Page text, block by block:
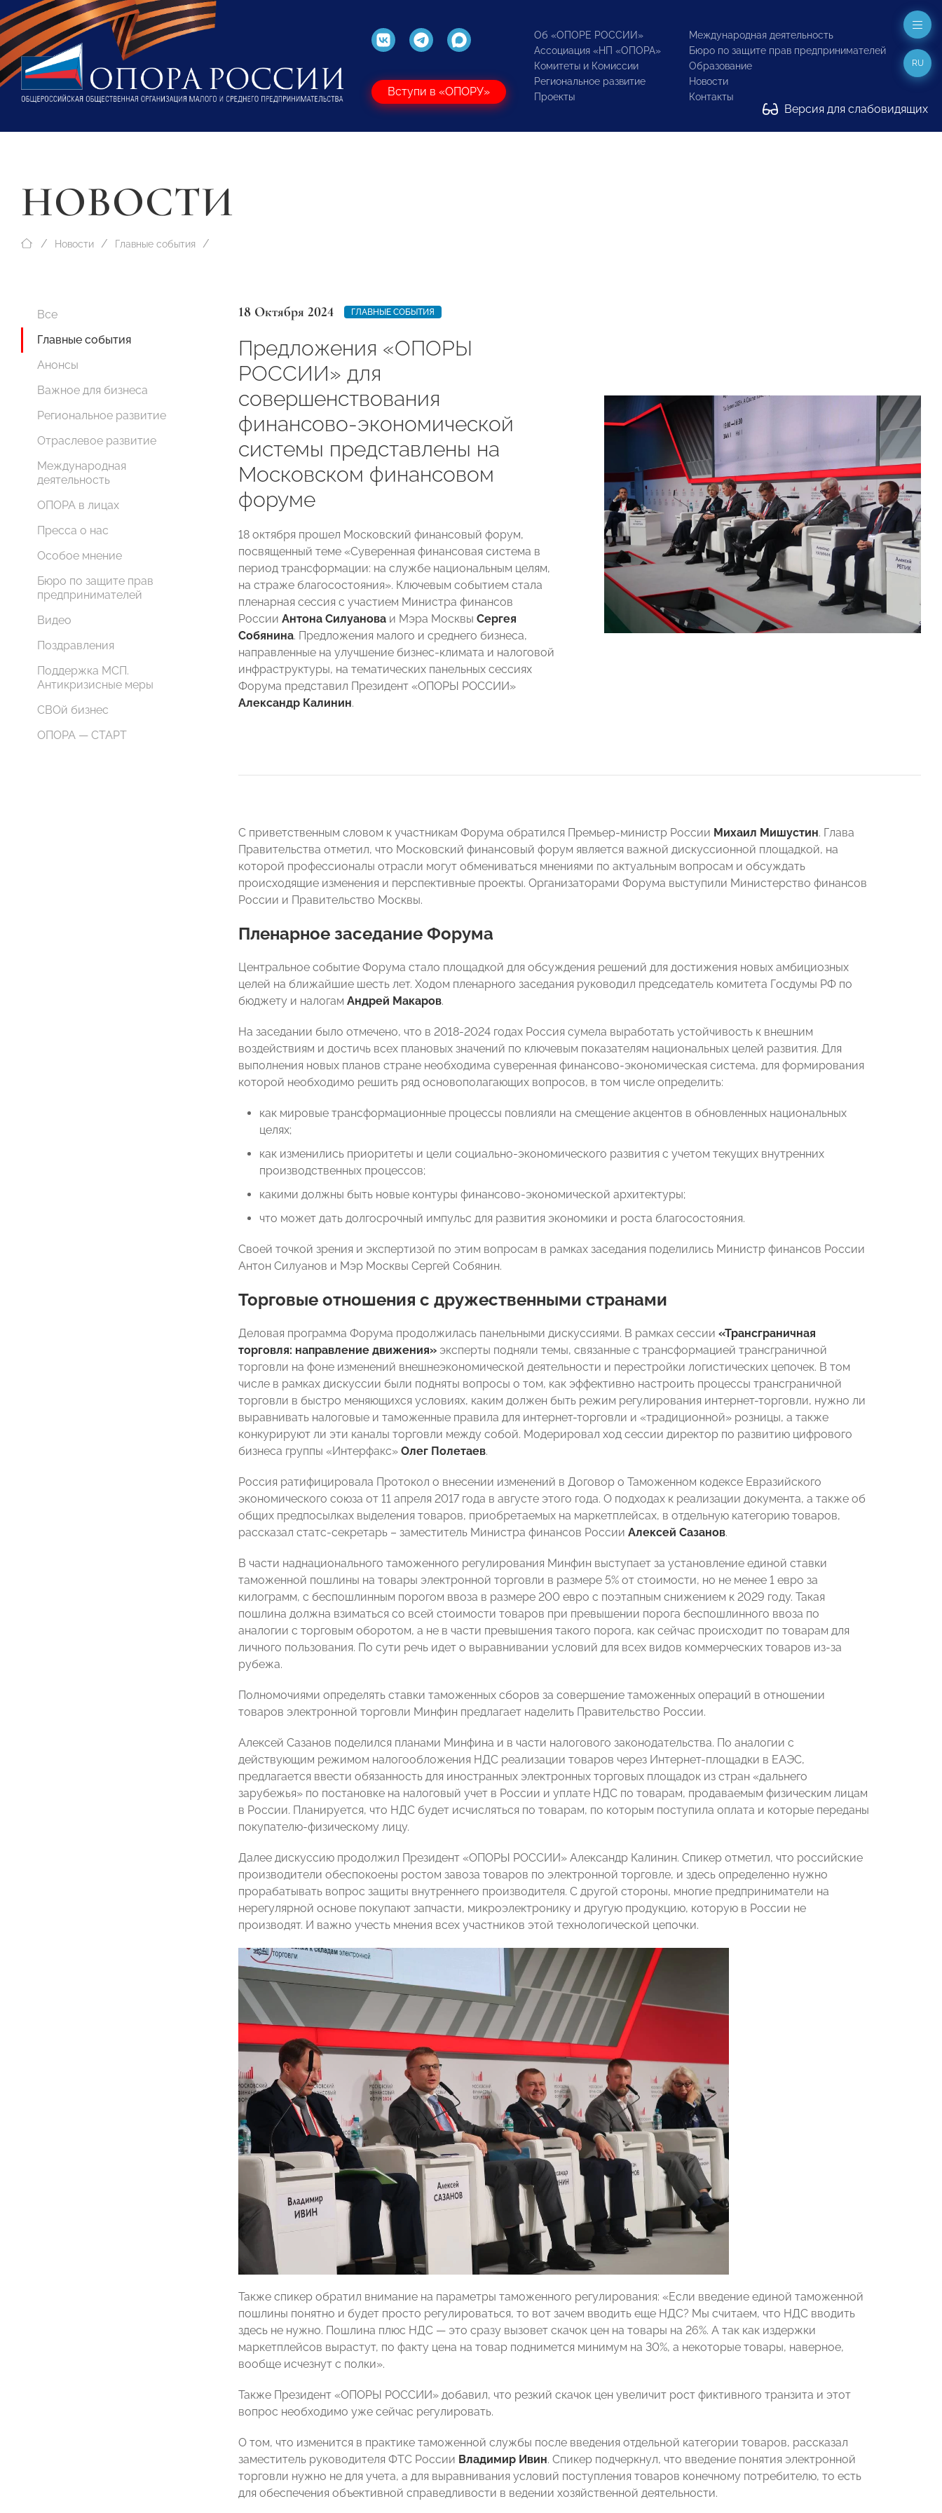
Вступи в «ОПОРУ»
Об «ОПОРЕ РОССИИ»
Ассоциация «НП «ОПОРА»
Комитеты и Комиссии
Региональное развитие
Проекты
Международная деятельность
Бюро по защите прав предпринимателей
Образование
Новости
Контакты
Версия для слабовидящих
RU
НОВОСТИ
Новости Главные события
Все
Главные события
Анонсы
Важное для бизнеса
Региональное развитие
Отраслевое развитие
Международная
деятельность
ОПОРА в лицах
Пресса о нас
Особое мнение
Бюро по защите прав
предпринимателей
Видео
Поздравления
Поддержка МСП.
Антикризисные меры
СВОй бизнес
ОПОРА — СТАРТ
18 Октября 2024 ГЛАВНЫЕ СОБЫТИЯ
Предложения «ОПОРЫ
РОССИИ» для
совершенствования
финансово-экономической
системы представлены на
Московском финансовом
форуме
18 октября прошел Московский финансовый форум,
посвященный теме «Суверенная финансовая система в
период трансформации: на службе национальным целям,
на страже благосостояния». Ключевым событием стала
пленарная сессия с участием Министра финансов
России Антона Силуанова и Мэра Москвы Сергея
Собянина. Предложения малого и среднего бизнеса,
направленные на улучшение бизнес-климата и налоговой
инфраструктуры, на тематических панельных сессиях
Форума представил Президент «ОПОРЫ РОССИИ»
Александр Калинин.
С приветственным словом к участникам Форума обратился Премьер-министр России Михаил Мишустин. Глава
Правительства отметил, что Московский финансовый форум является важной дискуссионной площадкой, на
которой профессионалы отрасли могут обмениваться мнениями по актуальным вопросам и обсуждать
происходящие изменения и перспективные проекты. Организаторами Форума выступили Министерство финансов
России и Правительство Москвы.
Пленарное заседание Форума
Центральное событие Форума стало площадкой для обсуждения решений для достижения новых амбициозных
целей на ближайшие шесть лет. Ходом пленарного заседания руководил председатель комитета Госдумы РФ по
бюджету и налогам Андрей Макаров.
На заседании было отмечено, что в 2018-2024 годах Россия сумела выработать устойчивость к внешним
воздействиям и достичь всех плановых значений по ключевым показателям национальных целей развития. Для
выполнения новых планов стране необходима суверенная финансово-экономическая система, для формирования
которой необходимо решить ряд основополагающих вопросов, в том числе определить:
как мировые трансформационные процессы повлияли на смещение акцентов в обновленных национальных
целях;
как изменились приоритеты и цели социально-экономического развития с учетом текущих внутренних
производственных процессов;
какими должны быть новые контуры финансово-экономической архитектуры;
что может дать долгосрочный импульс для развития экономики и роста благосостояния.
Своей точкой зрения и экспертизой по этим вопросам в рамках заседания поделились Министр финансов России
Антон Силуанов и Мэр Москвы Сергей Собянин.
Торговые отношения с дружественными странами
Деловая программа Форума продолжилась панельными дискуссиями. В рамках сессии «Трансграничная
торговля: направление движения» эксперты подняли темы, связанные с трансформацией трансграничной
торговли на фоне изменений внешнеэкономической деятельности и перестройки логистических цепочек. В том
числе в рамках дискуссии были подняты вопросы о том, как эффективно настроить процессы трансграничной
торговли в быстро меняющихся условиях, каким должен быть режим регулирования интернет-торговли, нужно ли
выравнивать налоговые и таможенные правила для интернет-торговли и «традиционной» розницы, а также
конкурируют ли эти каналы торговли между собой. Модерировал ход сессии директор по развитию цифрового
бизнеса группы «Интерфакс» Олег Полетаев.
Россия ратифицировала Протокол о внесении изменений в Договор о Таможенном кодексе Евразийского
экономического союза от 11 апреля 2017 года в августе этого года. О подходах к реализации документа, а также об
общих предпосылках выделения товаров, приобретаемых на маркетплейсах, в отдельную категорию товаров,
рассказал статс-секретарь – заместитель Министра финансов России Алексей Сазанов.
В части наднационального таможенного регулирования Минфин выступает за установление единой ставки
таможенной пошлины на товары электронной торговли в размере 5% от стоимости, но не менее 1 евро за
килограмм, с беспошлинным порогом ввоза в размере 200 евро с поэтапным снижением к 2029 году. Такая
пошлина должна взиматься со всей стоимости товаров при превышении порога беспошлинного ввоза по
аналогии с торговым оборотом, а не в части превышения такого порога, как сейчас происходит по товарам для
личного пользования. По сути речь идет о выравнивании условий для всех видов коммерческих товаров из-за
рубежа.
Полномочиями определять ставки таможенных сборов за совершение таможенных операций в отношении
товаров электронной торговли Минфин предлагает наделить Правительство России.
Алексей Сазанов поделился планами Минфина и в части налогового законодательства. По аналогии с
действующим режимом налогообложения НДС реализации товаров через Интернет-площадки в ЕАЭС,
предлагается ввести обязанность для иностранных электронных торговых площадок из стран «дальнего
зарубежья» по постановке на налоговый учет в России и уплате НДС по товарам, продаваемым физическим лицам
в России. Планируется, что НДС будет исчисляться по товарам, по которым поступила оплата и которые переданы
покупателю-физическому лицу.
Далее дискуссию продолжил Президент «ОПОРЫ РОССИИ» Александр Калинин. Спикер отметил, что российские
производители обеспокоены ростом завоза товаров по электронной торговле, и здесь определенно нужно
прорабатывать вопрос защиты внутреннего производителя. С другой стороны, многие предприниматели на
нерегулярной основе покупают запчасти, микроэлектронику и другую продукцию, которую в России не
производят. И важно учесть мнения всех участников этой технологической цепочки.
Также спикер обратил внимание на параметры таможенного регулирования: «Если введение единой таможенной
пошлины понятно и будет просто регулироваться, то вот зачем вводить еще НДС? Мы считаем, что НДС вводить
здесь не нужно. Пошлина плюс НДС — это сразу вызовет скачок цен на товары на 26%. А так как издержки
маркетплейсов вырастут, по факту цена на товар поднимется минимум на 30%, а некоторые товары, наверное,
вообще исчезнут с полки».
Также Президент «ОПОРЫ РОССИИ» добавил, что резкий скачок цен увеличит рост фиктивного транзита и этот
вопрос необходимо уже сейчас регулировать.
О том, что изменится в практике таможенной службы после введения отдельной категории товаров, рассказал
заместитель руководителя ФТС России Владимир Ивин. Спикер подчеркнул, что введение понятия электронной
торговли нужно не для учета, а для выравнивания условий поступления товаров конечному потребителю, то есть
для обеспечения объективной справедливости в ведении хозяйственной деятельности.